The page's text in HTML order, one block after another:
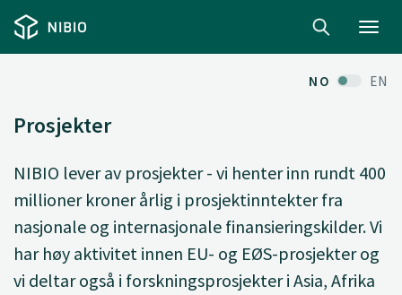
NO EN
Prosjekter
NIBIO lever av prosjekter - vi henter inn rundt 400
millioner kroner årlig i prosjektinntekter fra
nasjonale og internasjonale finansieringskilder. Vi
har høy aktivitet innen EU- og EØS-prosjekter og
vi deltar også i forskningsprosjekter i Asia, Afrika